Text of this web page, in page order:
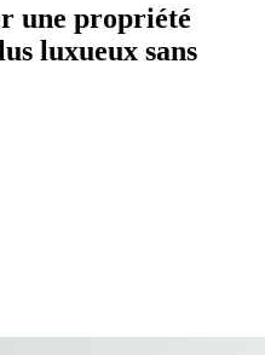
une propriété
luxueux sans